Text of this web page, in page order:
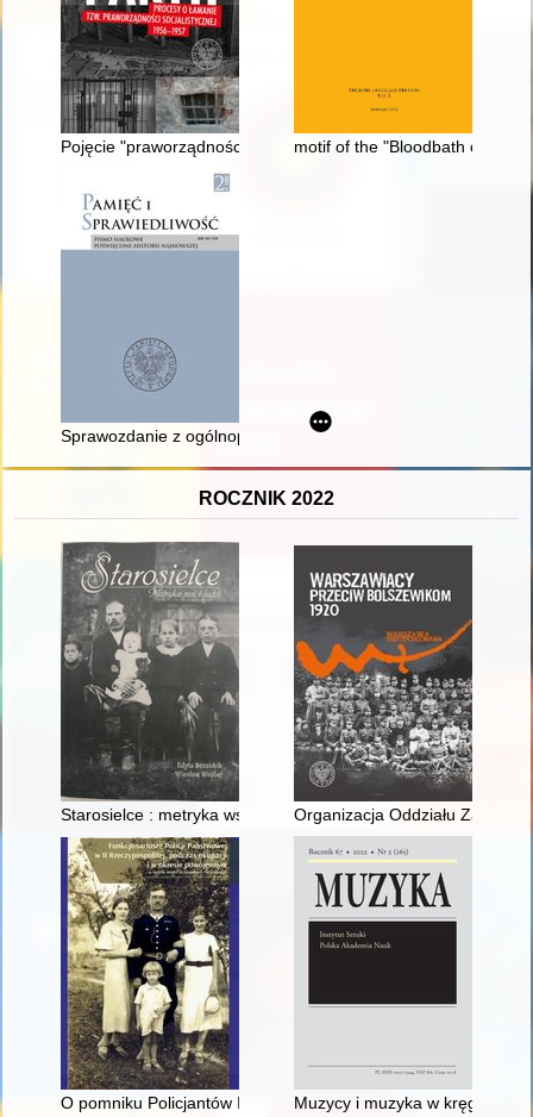
Pojęcie "praworządności socjalistycznej" w systemie
motif of the "Bloodbath of
Sprawozdanie z ogólnopolskiej konferencji "Z dala od
ROCZNIK 2022
Starosielce : metryka wsi i ludziOrganizacja Oddziału
O pomniku Policjantów II Rzeczypospolitej - Żołnierzy
Muzycy i muzyka w kręgu